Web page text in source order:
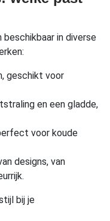
beschikbaar in diverse
geschikt voor
en een gladde,
voor koude
designs, van
bij je